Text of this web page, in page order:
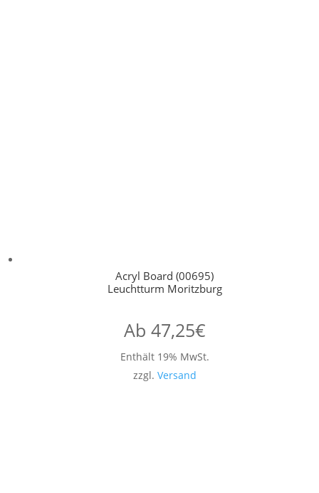
Acryl Board (00695)
Leuchtturm Moritzburg
Ab 47,25€
Enthält 19% MwSt.
zzgl. Versand